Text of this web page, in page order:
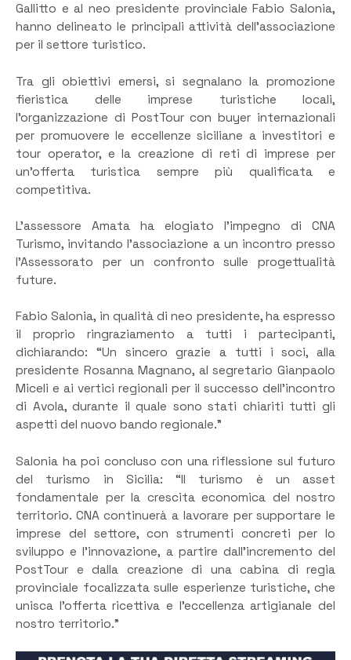
Gallitto e al neo presidente provinciale Fabio Salonia,
hanno delineato le principali attività dell’associazione
per il settore turistico.
Tra gli obiettivi emersi, si segnalano la promozione
fieristica delle imprese turistiche locali,
l’organizzazione di PostTour con buyer internazionali
per promuovere le eccellenze siciliane a investitori e
tour operator, e la creazione di reti di imprese per
un’offerta turistica sempre più qualificata e
competitiva.
L’assessore Amata ha elogiato l’impegno di CNA
Turismo, invitando l’associazione a un incontro presso
l’Assessorato per un confronto sulle progettualità
future.
Fabio Salonia, in qualità di neo presidente, ha espresso
il proprio ringraziamento a tutti i partecipanti,
dichiarando: “Un sincero grazie a tutti i soci, alla
presidente Rosanna Magnano, al segretario Gianpaolo
Miceli e ai vertici regionali per il successo dell’incontro
di Avola, durante il quale sono stati chiariti tutti gli
aspetti del nuovo bando regionale.”
Salonia ha poi concluso con una riflessione sul futuro
del turismo in Sicilia: “Il turismo è un asset
fondamentale per la crescita economica del nostro
territorio. CNA continuerà a lavorare per supportare le
imprese del settore, con strumenti concreti per lo
sviluppo e l’innovazione, a partire dall’incremento del
PostTour e dalla creazione di una cabina di regia
provinciale focalizzata sulle esperienze turistiche, che
unisca l’offerta ricettiva e l’eccellenza artigianale del
nostro territorio.”